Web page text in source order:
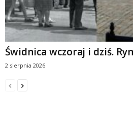
Świdnica wczoraj i dziś.
2 sierpnia 2026